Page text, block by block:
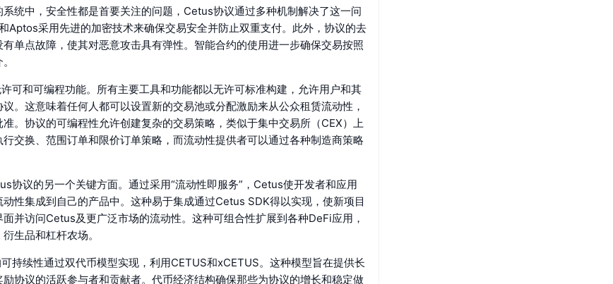
统中，安全性都是首要关注的问题，Cetus协议通过多种机制解决了这一问
Aptos采用先进的加密技术来确保交易安全并防止双重支付。此外，协议的去
单点故障，使其对恶意攻击具有弹性。智能合约的使用进一步确保交易按照
可和可编程功能。所有主要工具和功能都以无许可标准构建，允许用户和其
。这意味着任何人都可以设置新的交易池或分配激励来从公众租赁流动性，
。协议的可编程性允许创建复杂的交易策略，类似于集中交易所（CEX）上
交换、范围订单和限价订单策略，而流动性提供者可以通过各种制造商策略
协议的另一个关键方面。通过采用“流动性即服务”，Cetus使开发者和应用
性集成到自己的产品中。这种易于集成通过Cetus SDK得以实现，使新项目
并访问Cetus及更广泛市场的流动性。这种可组合性扩展到各种DeFi应用，
生品和杠杆农场。
持续性通过双代币模型实现，利用CETUS和xCETUS。这种模型旨在提供长
协议的活跃参与者和贡献者。代币经济结构确保那些为协议的增长和稳定做